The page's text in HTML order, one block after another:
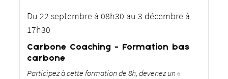
Du 22 septembre à 08h30 au 3 décembre à
17h30
Carbone Coaching - Formation bas
carbone
Participez à cette formation de 8h, devenez un «